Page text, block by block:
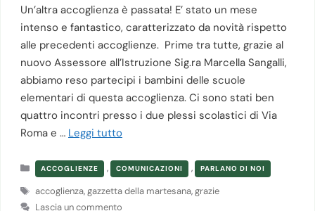
Un’altra accoglienza è passata! E’ stato un mese
intenso e fantastico, caratterizzato da novità rispetto
alle precedenti accoglienze. Prime tra tutte, grazie al
nuovo Assessore all’Istruzione Sig.ra Marcella Sangalli,
abbiamo reso partecipi i bambini delle scuole
elementari di questa accoglienza. Ci sono stati ben
quattro incontri presso i due plessi scolastici di Via
Roma e … Leggi tutto
Categorie
ACCOGLIENZE , COMUNICAZIONI , PARLANO DI NOI
Tag
accoglienza,gazzetta della martesana,grazie
Lascia un commento